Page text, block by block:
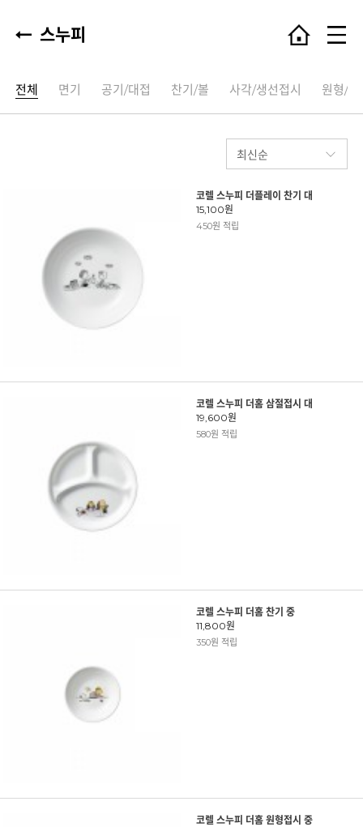
스누피
전체 면기 공기/대접 찬기/볼 사각/생선접시 원형/타
코렐 스누피 더플레이 찬기 대
15,100원
450원 적립
코렐 스누피 더홈 삼절접시 대
19,600원
580원 적립
코렐 스누피 더홈 찬기 중
11,800원
350원 적립
코렐 스누피 더홈 원형접시 중